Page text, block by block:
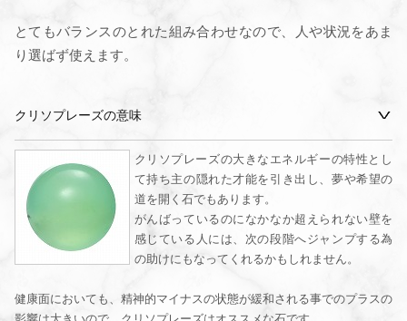
とてもバランスのとれた組み合わせなので、人や状況をあま
り選ばず使えます。
クリソプレーズの意味
クリソプレーズの大きなエネルギーの特性とし
て持ち主の隠れた才能を引き出し、夢や希望の
道を開く石でもあります。
がんばっているのになかなか超えられない壁を
感じている人には、次の段階へジャンプする為
の助けにもなってくれるかもしれません。
健康面においても、精神的マイナスの状態が緩和される事でのプラスの